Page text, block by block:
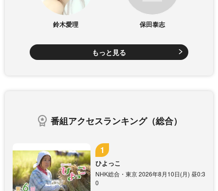
鈴木愛理 保田泰志
もっと見る
番組アクセスランキング（総合）
ひよっこ
NHK総合・東京 2026年8月10日(月) 昼0:3
0